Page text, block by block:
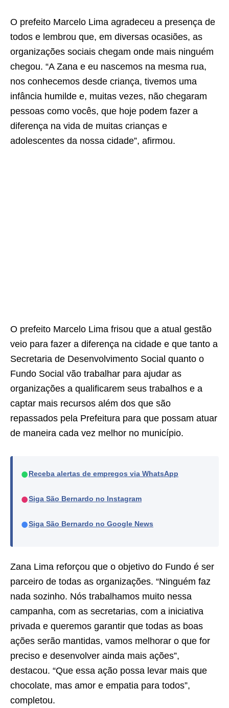
O prefeito Marcelo Lima agradeceu a presença de
todos e lembrou que, em diversas ocasiões, as
organizações sociais chegam onde mais ninguém
chegou. “A Zana e eu nascemos na mesma rua,
nos conhecemos desde criança, tivemos uma
infância humilde e, muitas vezes, não chegaram
pessoas como vocês, que hoje podem fazer a
diferença na vida de muitas crianças e
adolescentes da nossa cidade”, afirmou.
O prefeito Marcelo Lima frisou que a atual gestão
veio para fazer a diferença na cidade e que tanto a
Secretaria de Desenvolvimento Social quanto o
Fundo Social vão trabalhar para ajudar as
organizações a qualificarem seus trabalhos e a
captar mais recursos além dos que são
repassados pela Prefeitura para que possam atuar
de maneira cada vez melhor no município.
● Receba alertas de empregos via WhatsApp
●Siga São Bernardo no Instagram
●Siga São Bernardo no Google News
Zana Lima reforçou que o objetivo do Fundo é ser
parceiro de todas as organizações. “Ninguém faz
nada sozinho. Nós trabalhamos muito nessa
campanha, com as secretarias, com a iniciativa
privada e queremos garantir que todas as boas
ações serão mantidas, vamos melhorar o que for
preciso e desenvolver ainda mais ações”,
destacou. “Que essa ação possa levar mais que
chocolate, mas amor e empatia para todos”,
completou.